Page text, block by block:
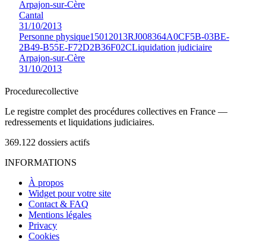
Arpajon-sur-Cère
Cantal
31/10/2013
Personne physique15012013RJ008364A0CF5B-03BE-
2B49-B55E-F72D2B36F02CLiquidation judiciaire
Arpajon-sur-Cère
31/10/2013
Procedurecollective
Le registre complet des procédures collectives en France —
redressements et liquidations judiciaires.
369.122 dossiers actifs
INFORMATIONS
À propos
Widget pour votre site
Contact & FAQ
Mentions légales
Privacy
Cookies